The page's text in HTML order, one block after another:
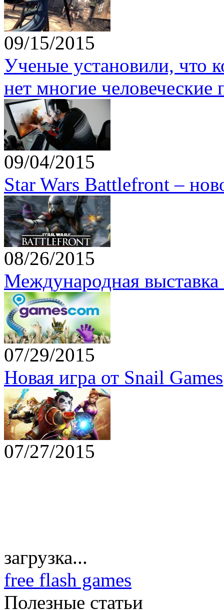
09/15/2015
Ученые установили, что
нет многие человеческие
09/04/2015
Star Wars Battlefront –
08/26/2015
Международная
07/29/2015
Новая игра от Snail Games
07/27/2015
загрузка...
free flash games
Полезные статьи